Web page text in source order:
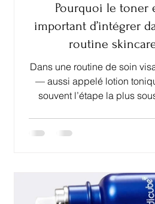
Pourquoi le toner
important d’intégrer
routine
Dans une routine de soin
— aussi appelé lotion
souvent l’étape la plus
préparer la peau, optimiser
pensent qu’un nettoyant
crème suffit. En réalité,